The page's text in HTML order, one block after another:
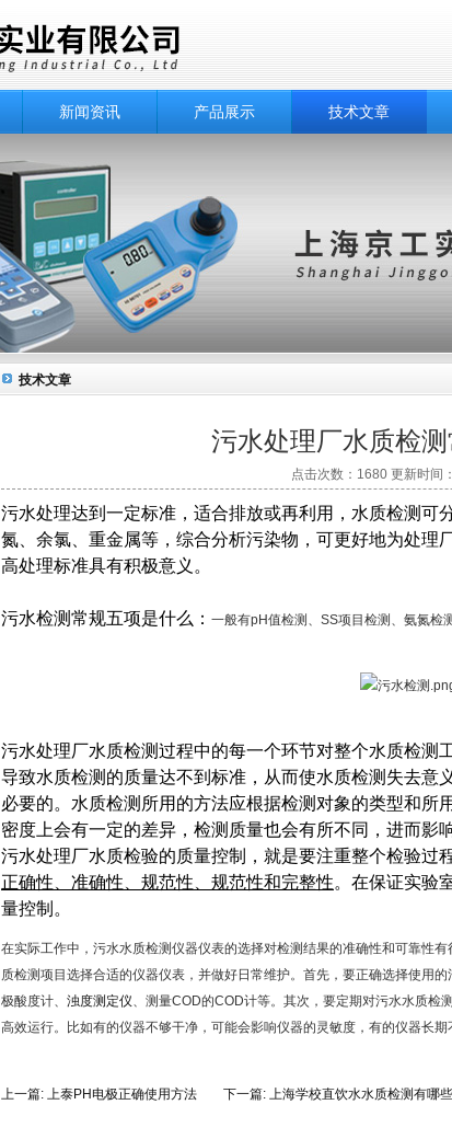
新闻资讯 产品展示 技术文章
技术文章
污水处理厂水质检
点击次数：1680 更新时间
污水处理达到一定标准，适合排放或再利用，水质检测可
氮、余氯、重金属等，综合分析污染物，可更好地为处理
高处理标准具有积极意义。
污水检测常规五项是什么： 一般有pH值检测、SS项目检测、氨氮检
污水处理厂水质检测过程中的每一个环节对整个水质检测
导致水质检测的质量达不到标准，从而使水质检测失去意
必要的。水质检测所用的方法应根据检测对象的类型和所
密度上会有一定的差异，检测质量也会有所不同，进而影
污水处理厂水质检验的质量控制，就是要注重整个检验过
正确性、准确性、规范性、规范性和完整性。在保证实验
量控制。
在实际工作中，污水水质检测仪器仪表的选择对检测结果的准确性和可靠性
质检测项目选择合适的仪器仪表，并做好日常维护。首先，要正确选择使用
极酸度计、 浊度测定仪、测量COD的COD计等。其次，要定期对污水水质检
高效运行。比如有的仪器不够干净，可能会影响仪器的灵敏度，有的仪器长
上一篇: 上泰PH电极正确使用方法 下一篇: 上海学校直饮水水质检测有哪